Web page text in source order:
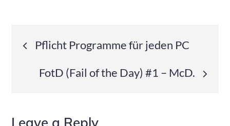
Post
navigation
Pflicht Programme für jeden PC
FotD (Fail of the Day) #1 – McD.